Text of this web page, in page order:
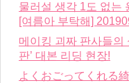
물러설 생각 1도 없는
[여름아 부탁해]
메이킹 괴짜 판사들의
판’ 대본 리딩 현장!
よくおごってくれる